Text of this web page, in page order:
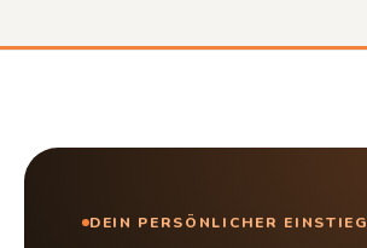
DEIN PERSÖNLICHER EINSTIEG